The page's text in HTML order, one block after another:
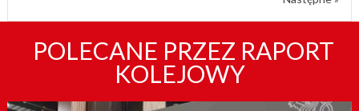
POLECANE PRZEZ RAPORT
KOLEJOWY